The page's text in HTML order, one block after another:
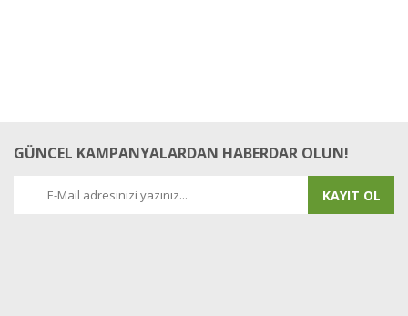
GÜNCEL KAMPANYALARDAN HABERDAR OLUN!
KAYIT OL